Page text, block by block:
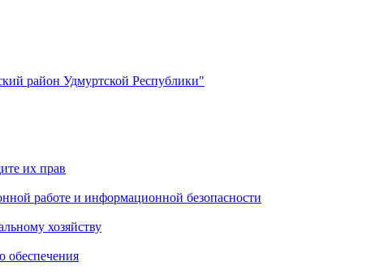
район Удмуртской Республики"
их прав
работе и информационной безопасности
хозяйству
обеспечения